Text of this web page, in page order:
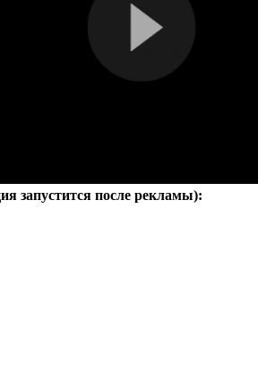
запустится после рекламы):